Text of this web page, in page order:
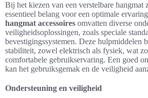
Bij het kiezen van een verstelbare hangmat
essentieel belang voor een optimale
hangmat accessoires omvatten diverse
veiligheidsoplossingen, zoals speciale
bevestigingssystemen. Deze hulpmiddelen
stabiliteit, zowel elektrisch als fysiek, wat
comfortabele gebruikservaring. Een goed
kan het gebruiksgemak en de veiligheid
Ondersteuning en veiligheid